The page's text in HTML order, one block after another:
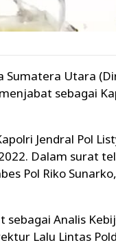
Sumatera Utara
sebagai
Jendral Pol
Dalam surat
Pol Riko
sebagai Analis
Lalu Lintas